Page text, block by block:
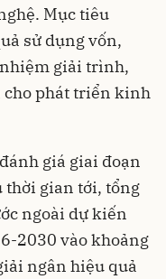
Mục tiêu
sử dụng vốn,
giải trình,
cho phát triển kinh
giá giai đoạn
thời gian tới, tổng
ngoài dự kiến
2030 vào khoảng
ngân hiệu quả